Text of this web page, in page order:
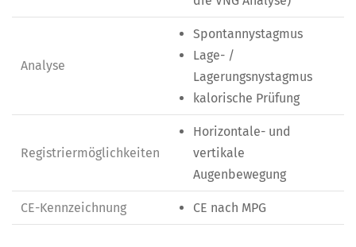
Analyse
Spontannystagmus
Lage- /
Lagerungsnystagmus
kalorische Prüfung
Registriermöglichkeiten
Horizontale- und
vertikale
Augenbewegung
CE-Kennzeichnung CE nach MPG